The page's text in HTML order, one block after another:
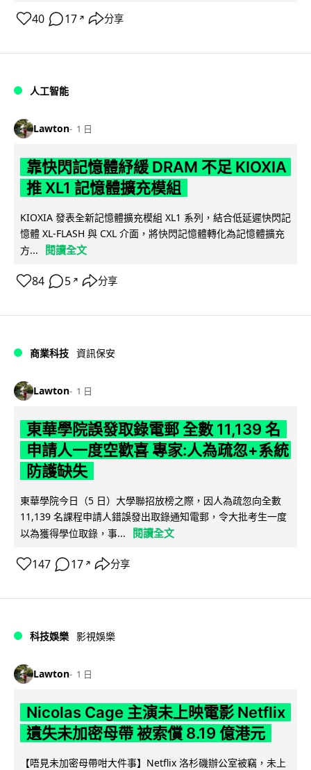
40 17 ↗ 分享
人工智能
Lawton 1 日
靠快閃記憶體紓緩 DRAM 不足 KIOXIA
推 XL1 記憶體擴充模組
KIOXIA 發表全新記憶體擴充模組 XL1 系列，結合低延遲快閃記
憶體 XL-FLASH 與 CXL 介面，將快閃記憶體轉化為記憶體擴充
方...
閱讀全文
84 5 ↗ 分享
商業科技 資訊保安
Lawton 1 日
東華學院誤發取錄電郵 全數 11,139 名
申請人一度空歡喜 專家:人為疏忽+系統
防護缺失
東華學院今日（5 日）大學聯招放榜之際，因人為疏忽向全數
11,139 名課程申請人錯誤發出取錄通知電郵，令大批考生一度
以為獲得學位取錄，事...
閱讀全文
147 17 ↗ 分享
科技娛樂 影視娛樂
Lawton 1 日
Nicolas Cage 主演未上映電影 Netflix
遺失未加密母帶 被索償 8.19 億港元
【唔見未加密母帶咁大件事】Netflix 洛杉磯辦公室被竊，未上